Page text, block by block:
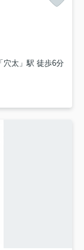
穴太」駅 徒歩6分